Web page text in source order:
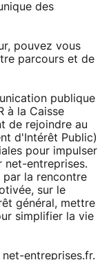
des
pouvez vous
parcours et de
publique
à la Caisse
de rejoindre au
d'Intérêt Public)
pour impulser
net-entreprises.
la rencontre
sur le
général, mettre
simplifier la vie
entreprises.fr.